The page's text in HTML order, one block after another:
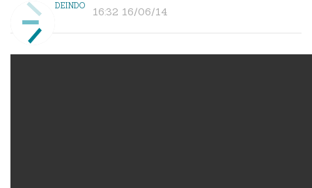
DEINDO 16:32 16/06/14